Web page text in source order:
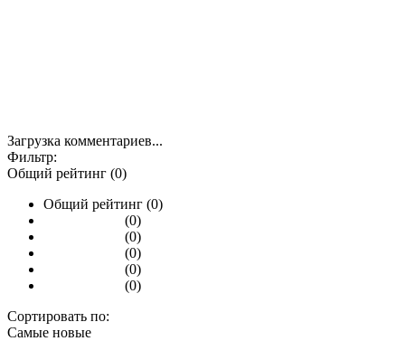
Загрузка комментариев...
Фильтр:
Общий рейтинг (0)
Общий рейтинг (0)
(0)
(0)
(0)
(0)
(0)
Сортировать по:
Самые новые